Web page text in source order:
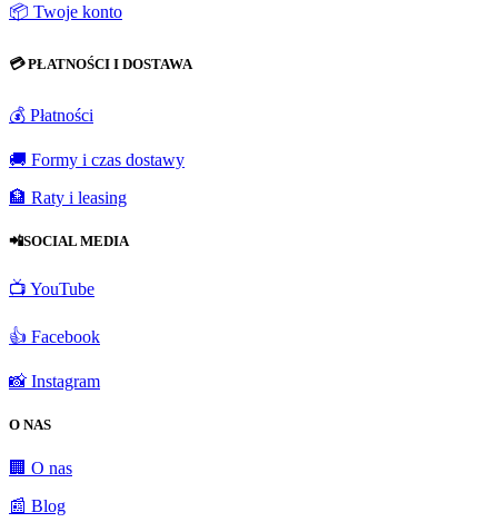
📦 Twoje konto
💳 PŁATNOŚCI I DOSTAWA
💰 Płatności
🚚 Formy i czas dostawy
🏦 Raty i leasing
📲SOCIAL MEDIA
📺 YouTube
👍 Facebook
📸 Instagram
O NAS
🏢 O nas
📰 Blog